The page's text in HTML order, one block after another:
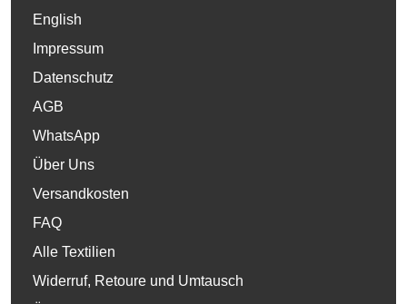
English
Impressum
Datenschutz
AGB
WhatsApp
Über Uns
Versandkosten
FAQ
Alle Textilien
Widerruf, Retoure und Umtausch